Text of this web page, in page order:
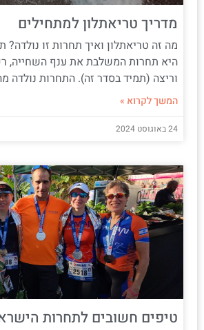
מדריך טריאתלון למתחילים
מה זה טריאתלון ואיך תחרות זו נולדה?
היא תחרות המשלבת את ענף השחייה,
וריצה (תמיד בסדר זה). התחרות נולדה
המשך לקרוא »
24 באוגוסט 2024
טיפים חשובים לתחרות